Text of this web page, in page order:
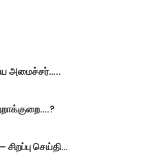
அமைச்சர்…..
செய்தி…